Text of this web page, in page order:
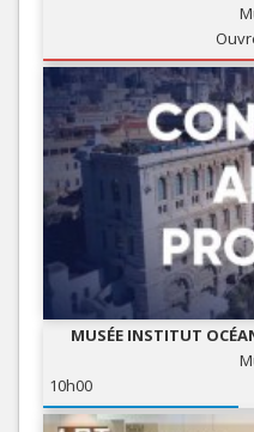
MUSÉE INSTITUT
10h00